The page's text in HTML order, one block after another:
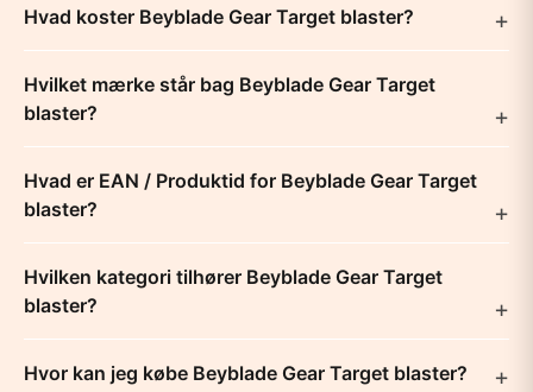
Hvad koster Beyblade Gear Target blaster?
Hvilket mærke står bag Beyblade Gear Target
blaster?
Hvad er EAN / Produktid for Beyblade Gear Target
blaster?
Hvilken kategori tilhører Beyblade Gear Target
blaster?
Hvor kan jeg købe Beyblade Gear Target blaster?